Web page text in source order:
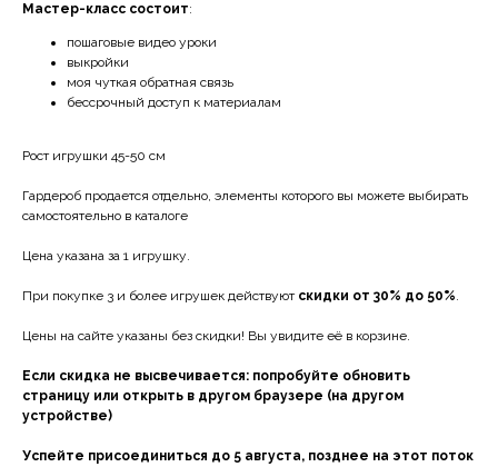
Мастер-класс состоит:
пошаговые видео уроки
выкройки
моя чуткая обратная связь
бессрочный доступ к материалам
Рост игрушки 45-50 см
Гардероб продается отдельно, элементы которого вы можете выбирать
самостоятельно в каталоге
Цена указана за 1 игрушку.
При покупке 3 и более игрушек действуют скидки от 30% до 50%.
Цены на сайте указаны без скидки! Вы увидите её в корзине.
Если скидка не высвечивается: попробуйте обновить
страницу или открыть в другом браузере (на другом
устройстве)
Успейте присоединиться до 5 августа, позднее на этот поток